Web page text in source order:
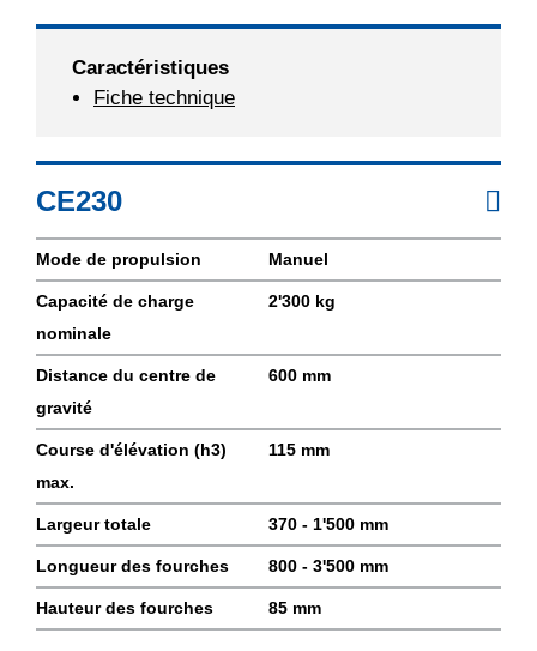
Caractéristiques
Fiche technique
CE230
Mode de propulsion Manuel
Capacité de charge
nominale
2'300 kg
Distance du centre de
gravité
600 mm
Course d'élévation (h3)
max.
115 mm
Largeur totale 370 - 1'500 mm
Longueur des fourches 800 - 3'500 mm
Hauteur des fourches 85 mm